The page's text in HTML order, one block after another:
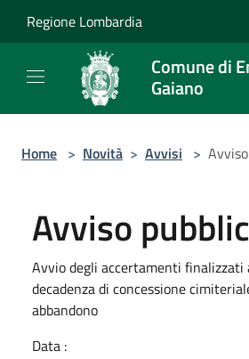
Regione Lombardia
Comune di
Gaiano
Home > Novità > Avvisi >
Avviso
Avvio degli accertamenti finalizzati
decadenza di concessione
abbandono
Data :